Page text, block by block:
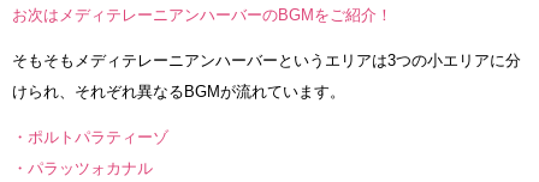
お次はメディテレーニアンハーバーのBGMをご紹介！
そもそもメディテレーニアンハーバーというエリアは3つの小エリアに分
けられ、それぞれ異なるBGMが流れています。
・ポルトパラティーゾ
・パラッツォカナル